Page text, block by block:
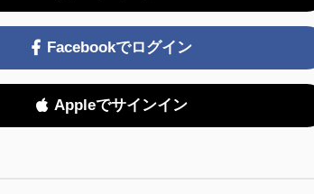
Facebookでログイン
Appleでサインイン